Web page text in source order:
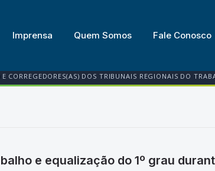
Imprensa Quem Somos Fale Conosco
CORREGEDORES(AS) DOS TRIBUNAIS REGIONAIS DO
e equalização do 1º grau